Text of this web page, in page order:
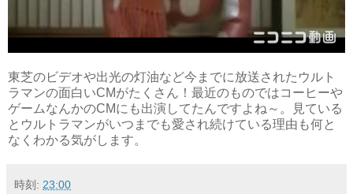
東芝のビデオや出光の灯油など今までに放送されたウルト
ラマンの面白いCMがたくさん！最近のものではコーヒーや
ゲームなんかのCMにも出演してたんですよね～。見ている
とウルトラマンがいつまでも愛され続けている理由も何と
なくわかる気がします。
時刻: 23:00